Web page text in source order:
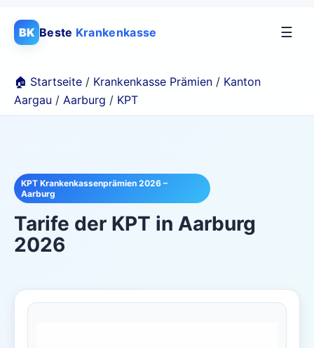
BK Beste Krankenkasse ☰
🏠 Startseite / Krankenkasse Prämien / Kanton
Aargau / Aarburg / KPT
KPT Krankenkassenprämien 2026 –
Aarburg
Tarife der KPT in Aarburg
2026